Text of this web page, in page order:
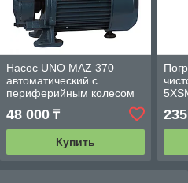
Насос UNO MAZ 370
автоматический с
периферийным колесом
48 000₸
Купить